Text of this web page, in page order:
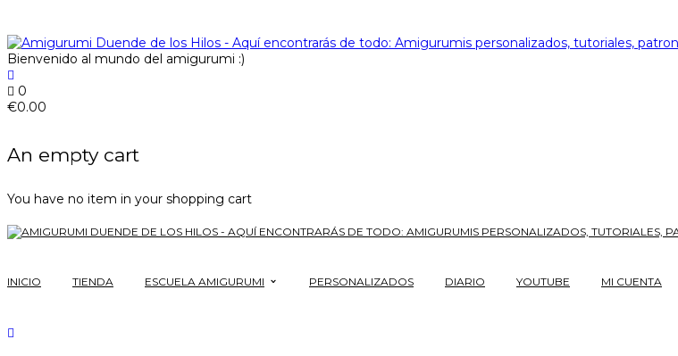
Bienvenido al mundo del amigurumi :)
0
€0.00
An empty cart
You have no item in your shopping cart
INICIO TIENDA ESCUELA AMIGURUMI PERSONALIZADOS DIARIO YOUTUBE MI CUENTA